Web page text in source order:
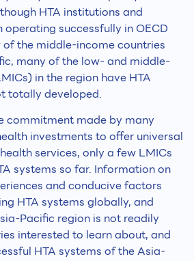
HTA institutions and
operating successfully in OECD
the middle-income countries
many of the low- and middle-
in the region have HTA
totally developed.
commitment made by many
investments to offer universal
services, only a few LMICs
systems so far. Information on
and conducive factors
HTA systems globally, and
Pacific region is not readily
interested to learn about, and
HTA systems of the Asia-